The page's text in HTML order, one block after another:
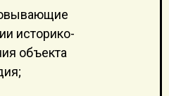
историко-
объекта